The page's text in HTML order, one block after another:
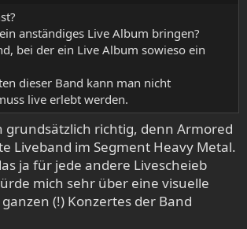
anständiges Live Album bringen?
bei der ein Live Album sowieso ein
dieser Band kann man nicht
live erlebt werden.
grundsätzlich richtig, denn Armored
Liveband im Segment Heavy Metal.
ja für jede andere Livescheieb
mich sehr über eine visuelle
(!) Konzertes der Band